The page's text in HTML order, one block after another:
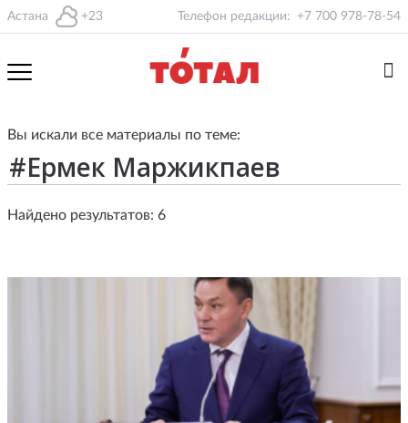
Астана +23 Телефон редакции: +7 700 978-78-54
Вы искали все материалы по теме:
Найдено результатов: 6